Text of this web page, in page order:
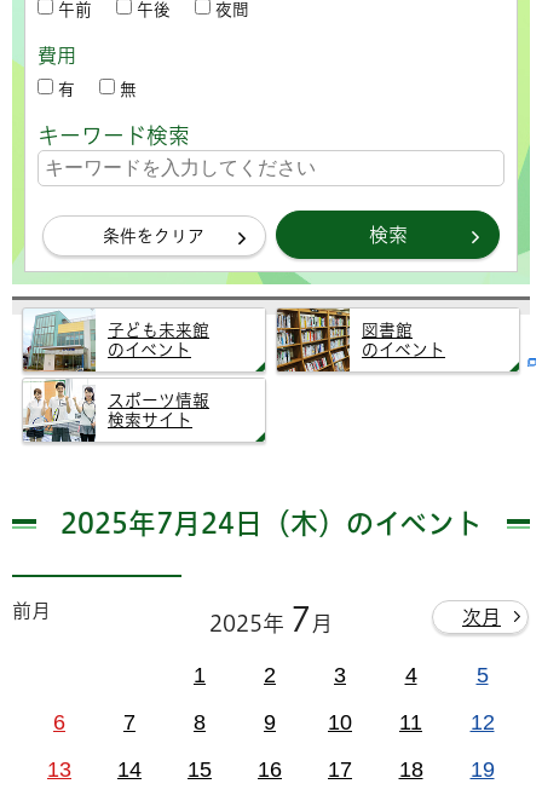
午前 午後 夜間
費用
有 無
キーワード検索
条件をクリア
子ども未来館
のイベント
図書館
のイベント
スポーツ情報
検索サイト
2025年7月24日（木）のイベント
前月
2025年 7 月 次月
1 2 3 4
5
6
7 8 9 10 11
12
13
14 15 16 17 18 19